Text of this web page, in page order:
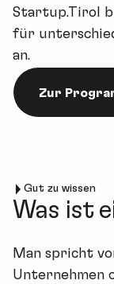
Startup.Tirol
für
an.
Zur
Gut zu wissen
Was ist
Man spricht
Unternehmen